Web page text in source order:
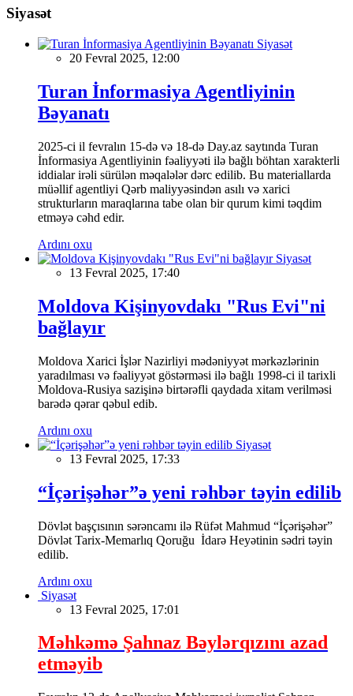
Siyasət
Siyasət
20 Fevral 2025, 12:00
Turan İnformasiya Agentliyinin
Bəyanatı
2025-ci il fevralın 15-də və 18-də Day.az saytında Turan
İnformasiya Agentliyinin fəaliyyəti ilə bağlı böhtan xarakterli
iddialar irəli sürülən məqalələr dərc edilib. Bu materiallarda
müəllif agentliyi Qərb maliyyəsindən asılı və xarici
strukturların maraqlarına tabe olan bir qurum kimi təqdim
etməyə cəhd edir.
Ardını oxu
Siyasət
13 Fevral 2025, 17:40
Moldova Kişinyovdakı "Rus Evi"ni
bağlayır
Moldova Xarici İşlər Nazirliyi mədəniyyət mərkəzlərinin
yaradılması və fəaliyyət göstərməsi ilə bağlı 1998-ci il tarixli
Moldova-Rusiya sazişinə birtərəfli qaydada xitam verilməsi
barədə qərar qəbul edib.
Ardını oxu
Siyasət
13 Fevral 2025, 17:33
“İçərişəhər”ə yeni rəhbər təyin edilib
Dövlət başçısının sərəncamı ilə Rüfət Mahmud “İçərişəhər”
Dövlət Tarix-Memarlıq Qoruğu İdarə Heyətinin sədri təyin
edilib.
Ardını oxu
Siyasət
13 Fevral 2025, 17:01
Məhkəmə Şahnaz Bəylərqızını azad
etməyib